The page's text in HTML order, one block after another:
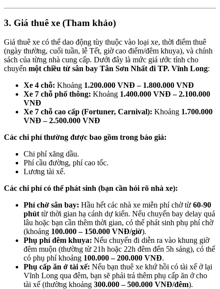
3. Giá thuê xe (Tham khảo)
Giá thuê xe có thể dao động tùy thuộc vào loại xe, thời điểm thuê
(ngày thường, cuối tuần, lễ Tết, giờ cao điểm/đêm khuya), và chính
sách của từng nhà cung cấp. Dưới đây là mức giá ước tính cho
chuyến một chiều từ sân bay Tân Sơn Nhất đi TP. Vĩnh Long:
Xe 4 chỗ: Khoảng 1.200.000 VNĐ – 1.800.000 VNĐ
Xe 7 chỗ phổ thông: Khoảng 1.400.000 VNĐ – 2.100.000
VNĐ
Xe 7 chỗ cao cấp (Fortuner, Carnival): Khoảng 1.700.000
VNĐ – 2.500.000 VNĐ
Các chi phí thường được bao gồm trong báo giá:
Chi phí xăng dầu.
Phí cầu đường, phí cao tốc.
Lương tài xế.
Các chi phí có thể phát sinh (bạn cần hỏi rõ nhà xe):
Phí chờ sân bay: Hầu hết các nhà xe miễn phí chờ từ 60-90
phút từ thời gian hạ cánh dự kiến. Nếu chuyến bay delay quá
lâu hoặc bạn cần thêm thời gian, có thể phát sinh phụ phí chờ
(khoảng 100.000 – 150.000 VNĐ/giờ).
Phụ phí đêm khuya: Nếu chuyến đi diễn ra vào khung giờ
đêm muộn (thường từ 21h hoặc 22h đêm đến 5h sáng), có thể
có phụ phí khoảng 100.000 – 200.000 VNĐ.
Phụ cấp ăn ở tài xế: Nếu bạn thuê xe khứ hồi có tài xế ở lại
Vĩnh Long qua đêm, bạn sẽ phải trả thêm phụ cấp ăn ở cho
tài xế (thường khoảng 300.000 – 500.000 VNĐ/đêm).